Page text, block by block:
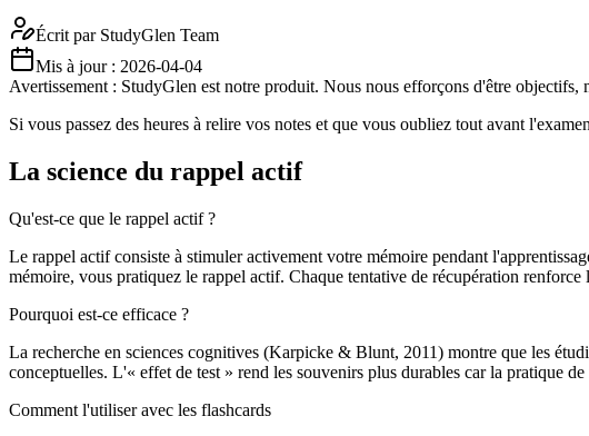
Écrit par StudyGlen Team
Mis à jour : 2026-04-04
Avertissement : StudyGlen est notre produit. Nous nous efforçons d'être
Si vous passez des heures à relire vos notes et que vous oubliez tout avant
La science du rappel actif
Qu'est-ce que le rappel actif ?
Le rappel actif consiste à stimuler activement votre mémoire pendant
mémoire, vous pratiquez le rappel actif. Chaque tentative de récupération renforce
Pourquoi est-ce efficace ?
La recherche en sciences cognitives (Karpicke & Blunt, 2011) montre que les
conceptuelles. L'« effet de test » rend les souvenirs plus durables car la pratique
Comment l'utiliser avec les flashcards